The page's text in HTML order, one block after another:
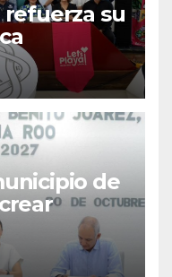
refuerza su
de